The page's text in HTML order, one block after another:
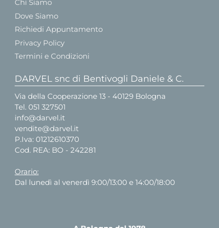
Chi Siamo
Dove Siamo
Richiedi Appuntamento
Privacy Policy
Termini e Condizioni
DARVEL snc di Bentivogli Daniele & C.
Via della Cooperazione 13 - 40129 Bologna
Tel. 051 327501
info@darvel.it
vendite@darvel.it
P.Iva: 01212610370
Cod. REA: BO - 242281
Orario:
Dal lunedì al venerdì 9:00/13:00 e 14:00/18:00